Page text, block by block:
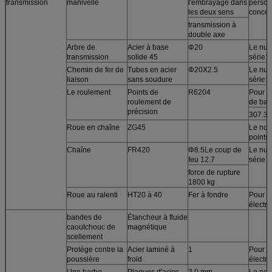
transmission
manivelle
l'embrayage dans
les deux sens
transmission à
double axe
Arbre de
transmission
Acier à base
solide 45
Φ20
Le
série:
Chemin de fer de
liaison
Tubes en acier
sans soudure
Φ20X2.5
Le
série:
Le roulement
Points de
roulement de
précision
R6204
Pour
de
307.3
Roue en chaîne
ZG45
Le
points
Chaîne
FR420
Φ8.5Le coup de
feu 12.7
Le
série
force de rupture
1800 kg
Roue au ralenti
HT20 à 40 Fer à fondre
Pour
bandes de
caoutchouc de
scellement
Étancheur à fluide
magnétique
Protège contre la
poussière
Acier laminé à
froid
1
Pour